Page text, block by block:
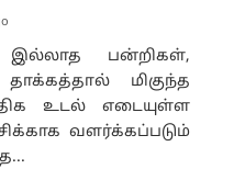
இல்லாத பன்றிகள்,
மிகுந்த
உடல் எடையுள்ள
வளர்க்கப்படும்